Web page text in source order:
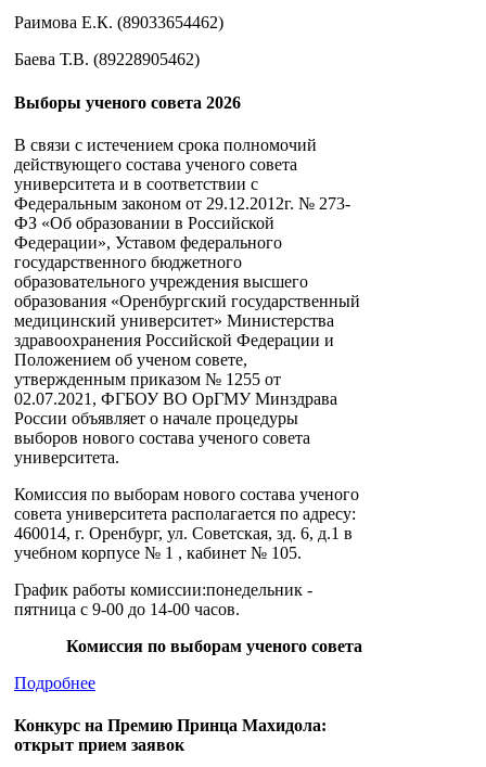
Раимова Е.К. (89033654462)
Баева Т.В. (89228905462)
Выборы ученого совета 2026
В связи с истечением срока полномочий
действующего состава ученого совета
университета и в соответствии с
Федеральным законом от 29.12.2012г. № 273-
ФЗ «Об образовании в Российской
Федерации», Уставом федерального
государственного бюджетного
образовательного учреждения высшего
образования «Оренбургский государственный
медицинский университет» Министерства
здравоохранения Российской Федерации и
Положением об ученом совете,
утвержденным приказом № 1255 от
02.07.2021, ФГБОУ ВО ОрГМУ Минздрава
России объявляет о начале процедуры
выборов нового состава ученого совета
университета.
Комиссия по выборам нового состава ученого
совета университета располагается по адресу:
460014, г. Оренбург, ул. Советская, зд. 6, д.1 в
учебном корпусе № 1 , кабинет № 105.
График работы комиссии:понедельник -
пятница с 9-00 до 14-00 часов.
Комиссия по выборам ученого совета
Подробнее
Конкурс на Премию Принца Махидола:
открыт прием заявок